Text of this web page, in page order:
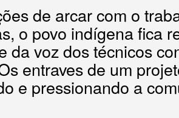
de arcar com o
o povo indígena fica
da voz dos técnicos
entraves de um
e pressionando a